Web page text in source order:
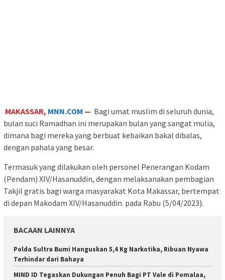
MAKASSAR, MNN.COM — Bagi umat muslim di seluruh dunia,
bulan suci Ramadhan ini merupakan bulan yang sangat mulia,
dimana bagi mereka yang berbuat kebaikan bakal dibalas,
dengan pahala yang besar.
Termasuk yang dilakukan oleh personel Penerangan Kodam
(Pendam) XIV/Hasanuddin, dengan melaksanakan pembagian
Takjil gratis bagi warga masyarakat Kota Makassar, bertempat
di depan Makodam XIV/Hasanuddin. pada Rabu (5/04/2023).
BACAAN LAINNYA
Polda Sultra Bumi Hanguskan 5,4 Kg Narkotika, Ribuan Nyawa
Terhindar dari Bahaya
MIND ID Tegaskan Dukungan Penuh Bagi PT Vale di Pomalaa,